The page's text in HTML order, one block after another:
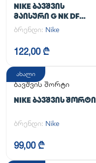
NIKE ᲑᲐᲕᲨᲕᲘᲡ
ᲛᲐᲘᲡᲣᲠᲘ G NK DF
ONE SS TOP
ბრენდი: Nike
122,00 ₾
ახალი
ბავშვის შორტი
NIKE ᲑᲐᲕᲨᲕᲘᲡ ᲨᲝᲠᲢᲘ
ბრენდი: Nike
99,00 ₾